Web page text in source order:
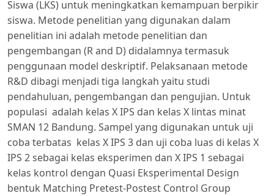
Siswa (LKS) untuk meningkatkan kemampuan berpikir
siswa. Metode penelitian yang digunakan dalam
penelitian ini adalah metode penelitian dan
pengembangan (R and D) didalamnya termasuk
penggunaan model deskriptif. Pelaksanaan metode
R&D dibagi menjadi tiga langkah yaitu studi
pendahuluan, pengembangan dan pengujian. Untuk
populasi adalah kelas X IPS dan kelas X lintas minat
SMAN 12 Bandung. Sampel yang digunakan untuk uji
coba terbatas kelas X IPS 3 dan uji coba luas di kelas X
IPS 2 sebagai kelas eksperimen dan X IPS 1 sebagai
kelas kontrol dengan Quasi Eksperimental Design
bentuk Matching Pretest-Postest Control Group